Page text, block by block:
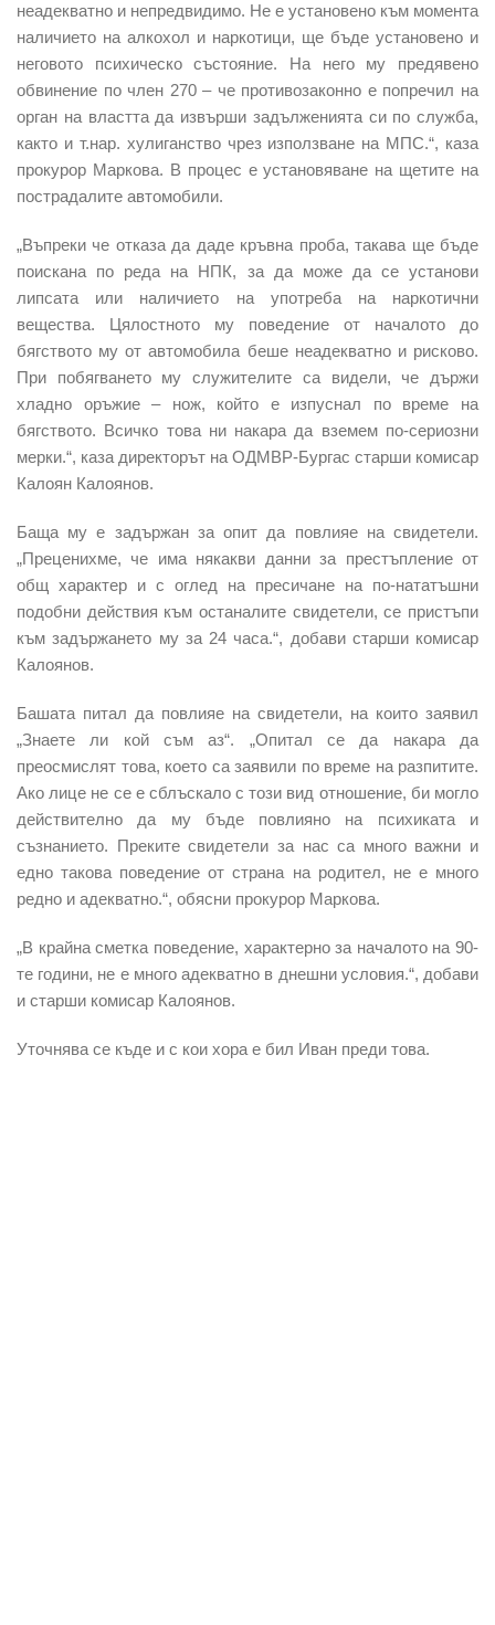
неадекватно и непредвидимо. Не е установено към момента
наличието на алкохол и наркотици, ще бъде установено и
неговото психическо състояние. На него му предявено
обвинение по член 270 – че противозаконно е попречил на
орган на властта да извърши задълженията си по служба,
както и т.нар. хулиганство чрез използване на МПС.“, каза
прокурор Маркова. В процес е установяване на щетите на
пострадалите автомобили.
„Въпреки че отказа да даде кръвна проба, такава ще бъде
поискана по реда на НПК, за да може да се установи
липсата или наличието на употреба на наркотични
вещества. Цялостното му поведение от началото до
бягството му от автомобила беше неадекватно и рисково.
При побягването му служителите са видели, че държи
хладно оръжие – нож, който е изпуснал по време на
бягството. Всичко това ни накара да вземем по-сериозни
мерки.“, каза директорът на ОДМВР-Бургас старши комисар
Калоян Калоянов.
Баща му е задържан за опит да повлияе на свидетели.
„Преценихме, че има някакви данни за престъпление от
общ характер и с оглед на пресичане на по-нататъшни
подобни действия към останалите свидетели, се пристъпи
към задържането му за 24 часа.“, добави старши комисар
Калоянов.
Башата питал да повлияе на свидетели, на които заявил
„Знаете ли кой съм аз“. „Опитал се да накара да
преосмислят това, което са заявили по време на разпитите.
Ако лице не се е сблъскало с този вид отношение, би могло
действително да му бъде повлияно на психиката и
съзнанието. Преките свидетели за нас са много важни и
едно такова поведение от страна на родител, не е много
редно и адекватно.“, обясни прокурор Маркова.
„В крайна сметка поведение, характерно за началото на 90-
те години, не е много адекватно в днешни условия.“, добави
и старши комисар Калоянов.
Уточнява се къде и с кои хора е бил Иван преди това.